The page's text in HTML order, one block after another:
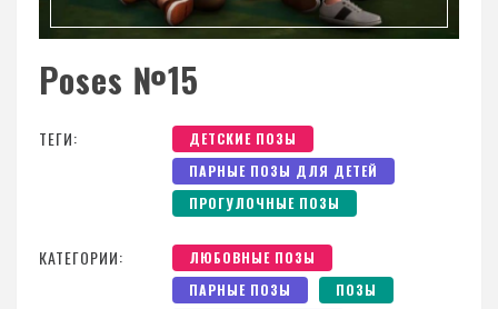
Poses №15
ТЕГИ:
ДЕТСКИЕ ПОЗЫ
ПАРНЫЕ ПОЗЫ ДЛЯ ДЕТЕЙ
ПРОГУЛОЧНЫЕ ПОЗЫ
КАТЕГОРИИ:
ЛЮБОВНЫЕ ПОЗЫ
ПАРНЫЕ ПОЗЫ
ПОЗЫ